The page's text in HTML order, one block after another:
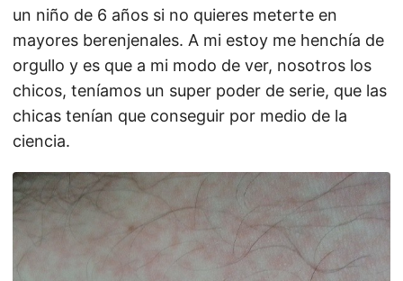
un niño de 6 años si no quieres meterte en
mayores berenjenales. A mi estoy me henchía de
orgullo y es que a mi modo de ver, nosotros los
chicos, teníamos un super poder de serie, que las
chicas tenían que conseguir por medio de la
ciencia.